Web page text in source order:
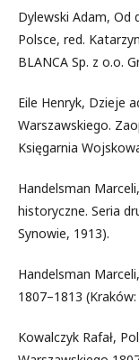
Dylewski Adam, Od
Polsce, red.
BLANCA Sp. z o.o.
Eile Henryk, Dzieje
Warszawskiego.
Księgarnia
Handelsman
historyczne. Seria
Synowie, 1913).
Handelsman
1807–1813
Kowalczyk Rafał,